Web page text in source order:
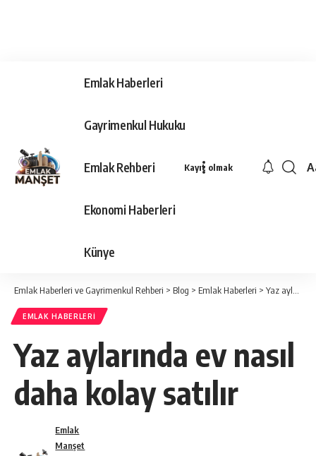
Emlak Haberleri
Gayrimenkul Hukuku
Emlak Rehberi
Ekonomi Haberleri
Künye
Kayıt olmak
Emlak Haberleri ve Gayrimenkul Rehberi > Blog > Emlak Haberleri > Yaz aylarında ev nasıl daha kolay satılır
EMLAK HABERLERI
Yaz aylarında ev nasıl
daha kolay satılır
Emlak
Manşet